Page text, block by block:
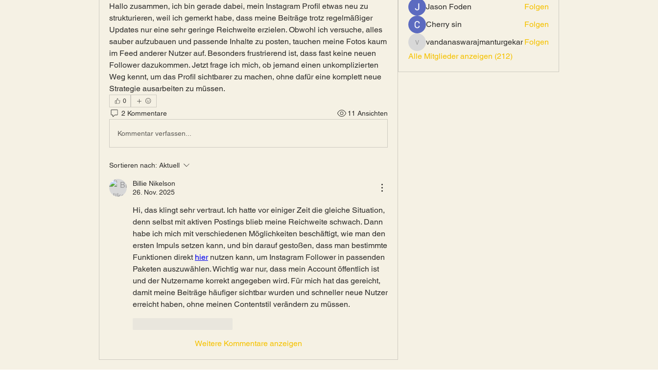
Hallo zusammen, ich bin gerade dabei, mein Instagram Profil etwas neu zu
strukturieren, weil ich gemerkt habe, dass meine Beiträge trotz regelmäßiger
Updates nur eine sehr geringe Reichweite erzielen. Obwohl ich versuche, alles
sauber aufzubauen und passende Inhalte zu posten, tauchen meine Fotos kaum
im Feed anderer Nutzer auf. Besonders frustrierend ist, dass fast keine neuen
Follower dazukommen. Jetzt frage ich mich, ob jemand einen unkomplizierten
Weg kennt, um das Profil sichtbarer zu machen, ohne dafür eine komplett neue
Strategie ausarbeiten zu müssen.
0
2 Kommentare 11 Ansichten
Kommentar verfassen...
Sortieren nach: Aktuell
Billie Nikelson
26. Nov. 2025
Hi, das klingt sehr vertraut. Ich hatte vor einiger Zeit die gleiche Situation,
denn selbst mit aktiven Postings blieb meine Reichweite schwach. Dann
habe ich mich mit verschiedenen Möglichkeiten beschäftigt, wie man den
ersten Impuls setzen kann, und bin darauf gestoßen, dass man bestimmte
Funktionen direkt hier nutzen kann, um Instagram Follower in passenden
Paketen auszuwählen. Wichtig war nur, dass mein Account öffentlich ist
und der Nutzername korrekt angegeben wird. Für mich hat das gereicht,
damit meine Beiträge häufiger sichtbar wurden und schneller neue Nutzer
erreicht haben, ohne meinen Contentstil verändern zu müssen.
Weitere Kommentare anzeigen
Jason Foden
Folgen
Cherry sin
Folgen
vandanaswarajmanturgekar
vandanaswarajmanturgekar Folgen
Alle Mitglieder anzeigen (212)